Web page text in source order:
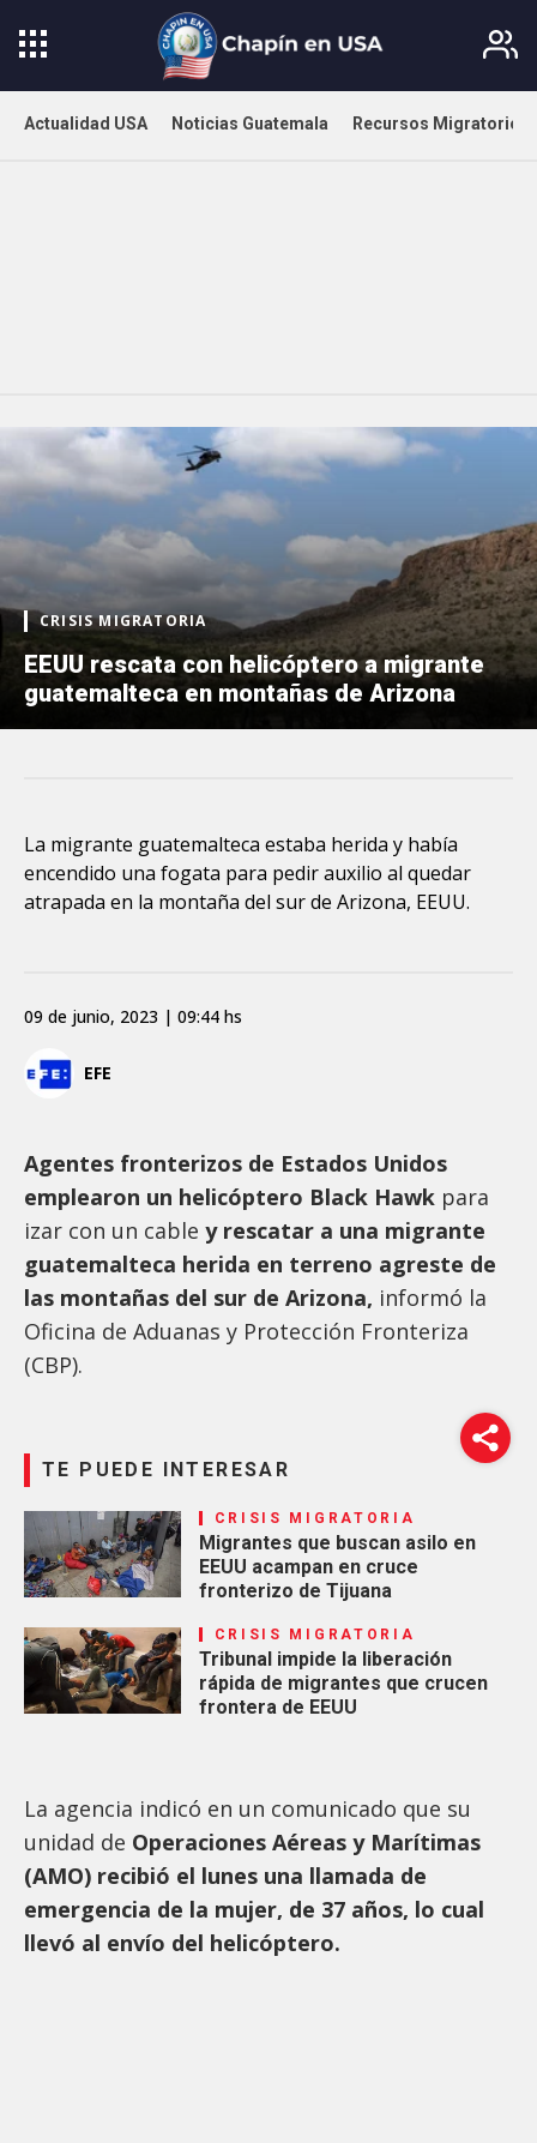
Actualidad USA Noticias Guatemala Recursos Migratorios
CRISIS MIGRATORIA
EEUU rescata con helicóptero a migrante
guatemalteca en montañas de Arizona
La migrante guatemalteca estaba herida y había
encendido una fogata para pedir auxilio al quedar
atrapada en la montaña del sur de Arizona, EEUU.
EFE
09 de junio, 2023 | 09:44 hs
Agentes fronterizos de Estados Unidos
emplearon un helicóptero Black Hawk para
izar con un cable y rescatar a una migrante
guatemalteca herida en terreno agreste de
las montañas del sur de Arizona, informó la
Oficina de Aduanas y Protección Fronteriza
(CBP).
TE PUEDE INTERESAR
CRISIS MIGRATORIA
Migrantes que buscan asilo en
EEUU acampan en cruce
fronterizo de Tijuana
CRISIS MIGRATORIA
Tribunal impide la liberación
rápida de migrantes que crucen
frontera de EEUU
La agencia indicó en un comunicado que su
unidad de Operaciones Aéreas y Marítimas
(AMO) recibió el lunes una llamada de
emergencia de la mujer, de 37 años, lo cual
llevó al envío del helicóptero.